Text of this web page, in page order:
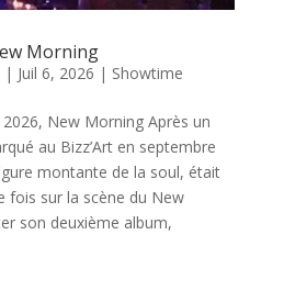
Morning
| Juil 6, 2026 | Showtime
New Morning Après un
au Bizz’Art en septembre
montante de la soul, était
fois sur la scène du New
son deuxième album,